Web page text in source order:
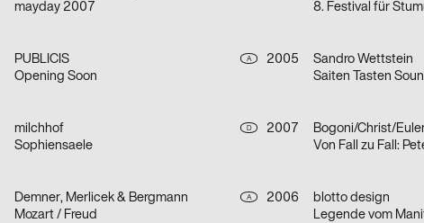
mayday 2007
8. Festival für
PUBLICIS A
2005
Opening Soon
Sandro Wettstein
Saiten Tasten
milchhof D
2007
Sophiensaele
Bogoni/Christ/
Von Fall zu Fall:
Demner, Merlicek & Bergmann A
2006
Mozart / Freud
blotto design